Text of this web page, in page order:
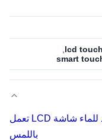
lcd
smart
43 بوصة طاولة ذكية الكل في واحد للماء شاشة LCD تعمل
باللمس